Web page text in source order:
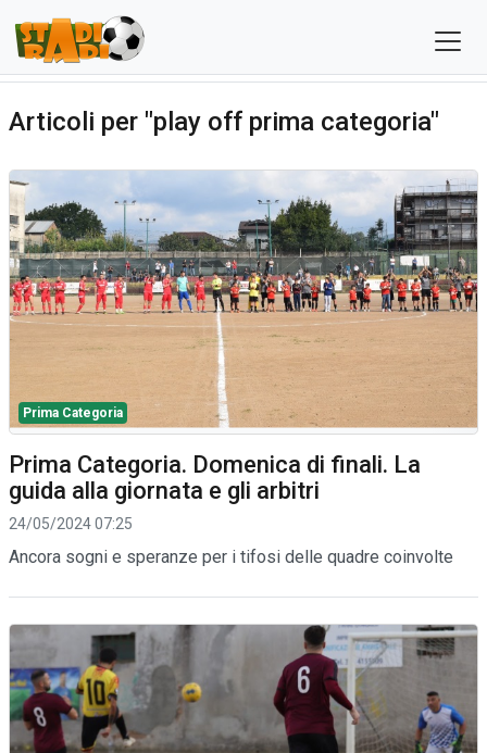
Articoli per "play off prima categoria"
Prima Categoria
Prima Categoria. Domenica di finali. La
guida alla giornata e gli arbitri
24/05/2024 07:25
Ancora sogni e speranze per i tifosi delle quadre coinvolte